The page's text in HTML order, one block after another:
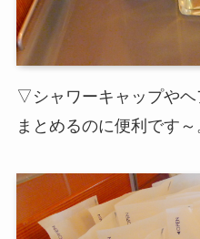
▽シャワーキャップやヘ
まとめるのに便利です～